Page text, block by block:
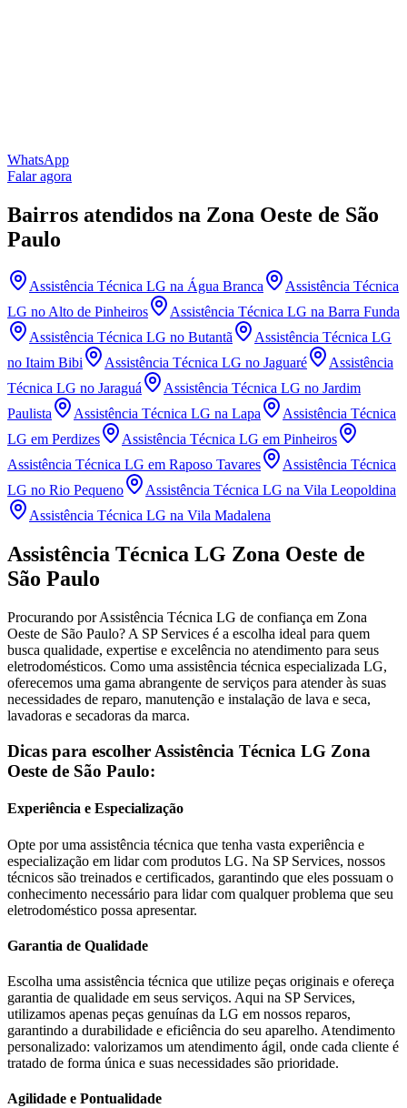
WhatsApp
Falar agora
Bairros atendidos na Zona Oeste de São
Paulo
Assistência Técnica LG na Água Branca
Assistência Técnica
LG no Alto de Pinheiros Assistência Técnica LG na Barra Funda
Assistência Técnica LG no Butantã
Assistência Técnica LG
no Itaim Bibi
Assistência Técnica LG no Jaguaré
Assistência
Técnica LG no Jaraguá Assistência Técnica LG no Jardim
Paulista
Assistência Técnica LG na Lapa
Assistência Técnica
LG em Perdizes Assistência Técnica LG em Pinheiros
Assistência Técnica LG em Raposo Tavares
Assistência Técnica
LG no Rio Pequeno Assistência Técnica LG na Vila Leopoldina
Assistência Técnica LG na Vila Madalena
Assistência Técnica LG Zona Oeste de
São Paulo
Procurando por Assistência Técnica LG de confiança em Zona
Oeste de São Paulo? A SP Services é a escolha ideal para quem
busca qualidade, expertise e excelência no atendimento para seus
eletrodomésticos. Como uma assistência técnica especializada LG,
oferecemos uma gama abrangente de serviços para atender às suas
necessidades de reparo, manutenção e instalação de lava e seca,
lavadoras e secadoras da marca.
Dicas para escolher Assistência Técnica LG Zona
Oeste de São Paulo:
Experiência e Especialização
Opte por uma assistência técnica que tenha vasta experiência e
especialização em lidar com produtos LG. Na SP Services, nossos
técnicos são treinados e certificados, garantindo que eles possuam o
conhecimento necessário para lidar com qualquer problema que seu
eletrodoméstico possa apresentar.
Garantia de Qualidade
Escolha uma assistência técnica que utilize peças originais e ofereça
garantia de qualidade em seus serviços. Aqui na SP Services,
utilizamos apenas peças genuínas da LG em nossos reparos,
garantindo a durabilidade e eficiência do seu aparelho. Atendimento
personalizado: valorizamos um atendimento ágil, onde cada cliente é
tratado de forma única e suas necessidades são prioridade.
Agilidade e Pontualidade